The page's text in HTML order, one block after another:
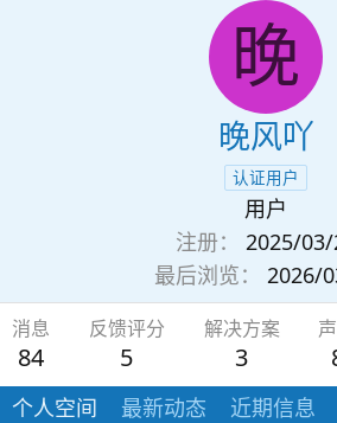
晚
晚风吖
认证用户
用户
注册
2025/
最后浏览
2026/
消息
84
反馈评分
5
解决方案
3
个人空间 最新动态 近期信息